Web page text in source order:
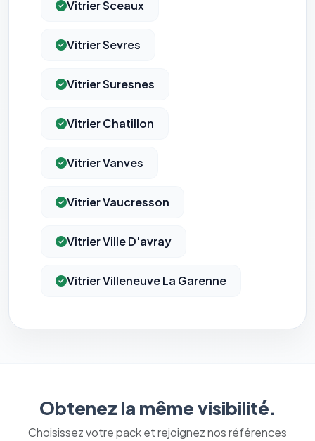
Vitrier Sceaux
Vitrier Sevres
Vitrier Suresnes
Vitrier Chatillon
Vitrier Vanves
Vitrier Vaucresson
Vitrier Ville D'avray
Vitrier Villeneuve La Garenne
Obtenez la même visibilité.
Choisissez votre pack et rejoignez nos références